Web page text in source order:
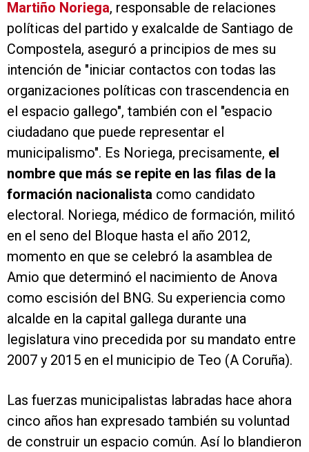
Martiño Noriega, responsable de relaciones
políticas del partido y exalcalde de Santiago de
Compostela, aseguró a principios de mes su
intención de "iniciar contactos con todas las
organizaciones políticas con trascendencia en
el espacio gallego", también con el "espacio
ciudadano que puede representar el
municipalismo". Es Noriega, precisamente, el
nombre que más se repite en las filas de la
formación nacionalista como candidato
electoral. Noriega, médico de formación, militó
en el seno del Bloque hasta el año 2012,
momento en que se celebró la asamblea de
Amio que determinó el nacimiento de Anova
como escisión del BNG. Su experiencia como
alcalde en la capital gallega durante una
legislatura vino precedida por su mandato entre
2007 y 2015 en el municipio de Teo (A Coruña).
Las fuerzas municipalistas labradas hace ahora
cinco años han expresado también su voluntad
de construir un espacio común. Así lo blandieron